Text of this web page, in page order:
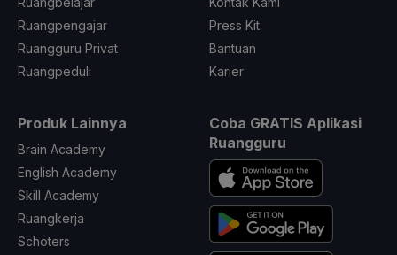
Ruangpengajar
Ruangguru Privat
Ruangpeduli
Press Kit
Bantuan
Karier
Produk Lainnya
Brain Academy
English Academy
Skill Academy
Ruangkerja
Schoters
Coba GRATIS Aplikasi
Ruangguru